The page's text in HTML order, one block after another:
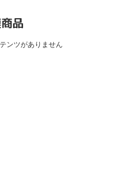
品
ンツがありません